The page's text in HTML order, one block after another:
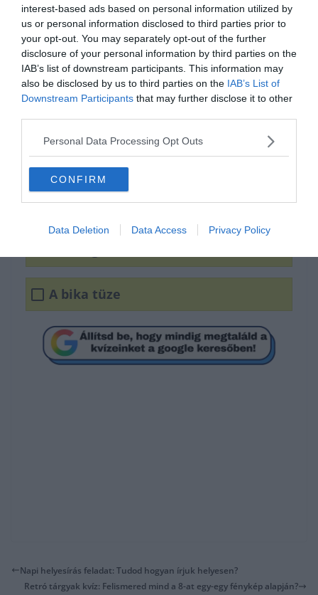
interest-based ads based on personal information utilized by
us or personal information disclosed to third parties prior to
your opt-out. You may separately opt-out of the further
disclosure of your personal information by third parties on the
IAB’s list of downstream participants. This information may
also be disclosed by us to third parties on the IAB’s List of
Downstream Participants that may further disclose it to other
Personal Data Processing Opt Outs
CONFIRM
Data Deletion Data Access Privacy Policy
Melyik film címét rejtik az
emojik?
Ferdinánd
A bika tüze
Napi helyesírás feladat: Tudod hogyan írjuk helyesen?
Retró tárgyak kvíz: Felismered mind a 8-at egy-egy fénykép alapján?